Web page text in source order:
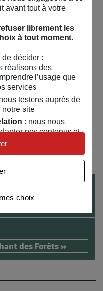
à l’image fixe. Elles
non pas de
du réel à des
mais d’y
notre rapport
Cohen sur :
des Forêts »
avant tout à votre
librement les
à tout moment.
décider :
réalisons des
l’usage que
services
testons auprès de
notre site
: nous nous
nos contenus et
utilisons avec nos
choix